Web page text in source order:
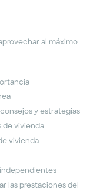
al máximo
y estrategias
de vivienda
vivienda
las prestaciones del